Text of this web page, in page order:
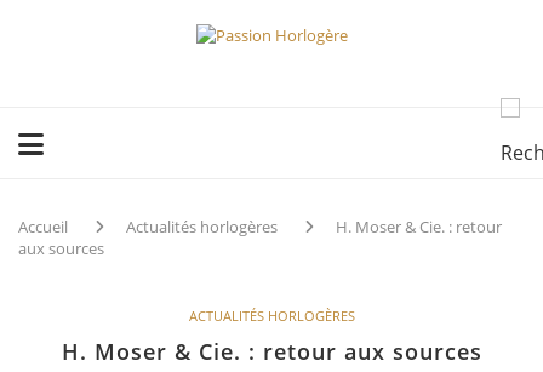
Accueil Actualités horlogères
H. Moser & Cie. : retour
aux sources
ACTUALITÉS HORLOGÈRES
H. Moser & Cie. : retour aux sources